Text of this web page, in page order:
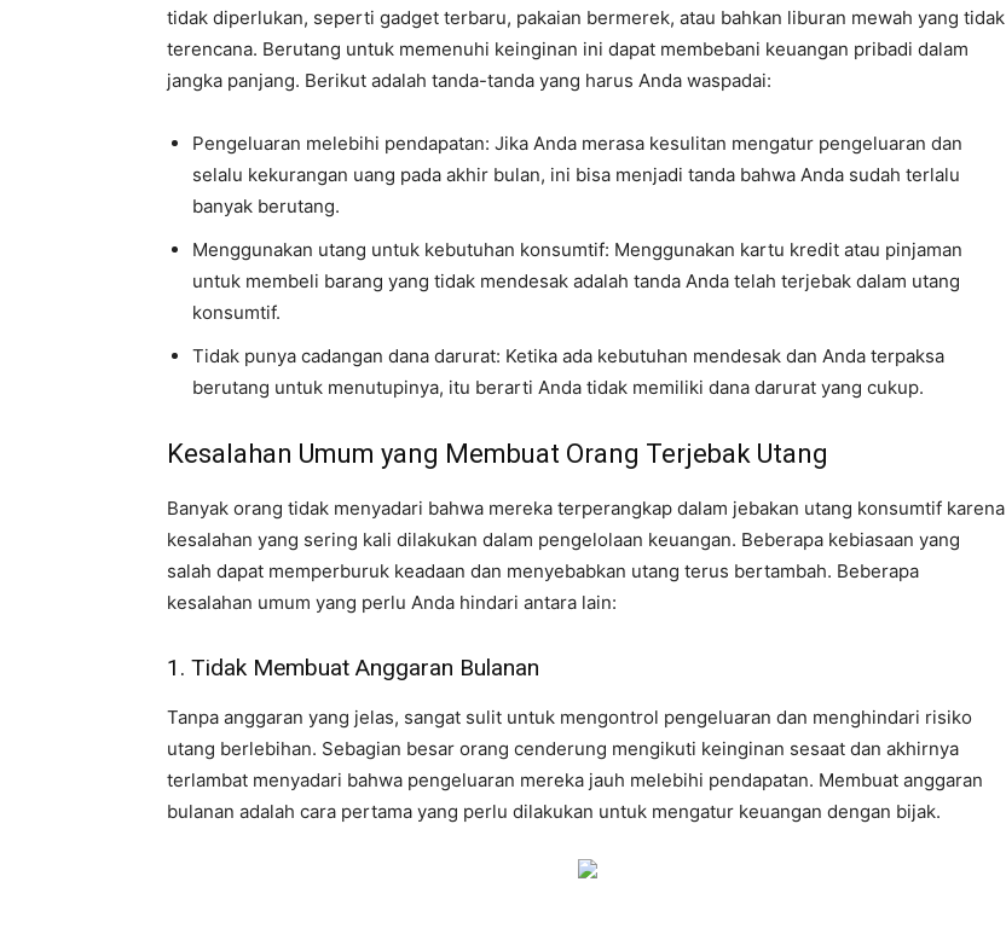
tidak diperlukan, seperti gadget terbaru, pakaian bermerek, atau bahkan liburan mewah yang tidak
terencana. Berutang untuk memenuhi keinginan ini dapat membebani keuangan pribadi dalam
jangka panjang. Berikut adalah tanda-tanda yang harus Anda waspadai:
Pengeluaran melebihi pendapatan: Jika Anda merasa kesulitan mengatur pengeluaran dan
selalu kekurangan uang pada akhir bulan, ini bisa menjadi tanda bahwa Anda sudah terlalu
banyak berutang.
Menggunakan utang untuk kebutuhan konsumtif: Menggunakan kartu kredit atau pinjaman
untuk membeli barang yang tidak mendesak adalah tanda Anda telah terjebak dalam utang
konsumtif.
Tidak punya cadangan dana darurat: Ketika ada kebutuhan mendesak dan Anda terpaksa
berutang untuk menutupinya, itu berarti Anda tidak memiliki dana darurat yang cukup.
Kesalahan Umum yang Membuat Orang Terjebak Utang
Banyak orang tidak menyadari bahwa mereka terperangkap dalam jebakan utang konsumtif karena
kesalahan yang sering kali dilakukan dalam pengelolaan keuangan. Beberapa kebiasaan yang
salah dapat memperburuk keadaan dan menyebabkan utang terus bertambah. Beberapa
kesalahan umum yang perlu Anda hindari antara lain:
1. Tidak Membuat Anggaran Bulanan
Tanpa anggaran yang jelas, sangat sulit untuk mengontrol pengeluaran dan menghindari risiko
utang berlebihan. Sebagian besar orang cenderung mengikuti keinginan sesaat dan akhirnya
terlambat menyadari bahwa pengeluaran mereka jauh melebihi pendapatan. Membuat anggaran
bulanan adalah cara pertama yang perlu dilakukan untuk mengatur keuangan dengan bijak.